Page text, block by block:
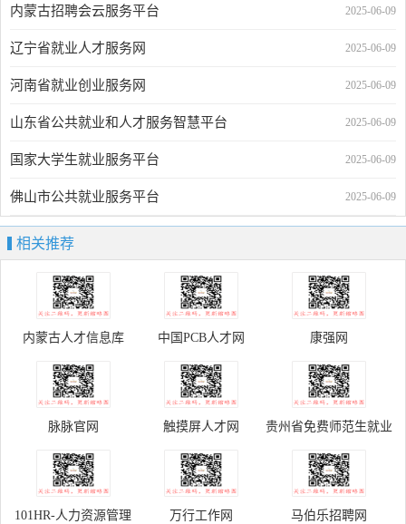
2025-06-09
内蒙古招聘会云服务平台
2025-06-09
辽宁省就业人才服务网
2025-06-09
河南省就业创业服务网
2025-06-09
山东省公共就业和人才服务智慧平台
2025-06-09
国家大学生就业服务平台
2025-06-09
佛山市公共就业服务平台
相关推荐
内蒙古人才信息库 中国PCB人才网 康强网
脉脉官网 触摸屏人才网 贵州省免费师范生就业
服务信息网
101HR-人力资源管理 万行工作网 马伯乐招聘网